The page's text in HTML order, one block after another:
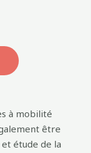
à mobilité
être
étude de la